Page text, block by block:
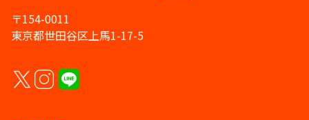
〒154-0011
東京都世田谷区上馬1-17-5